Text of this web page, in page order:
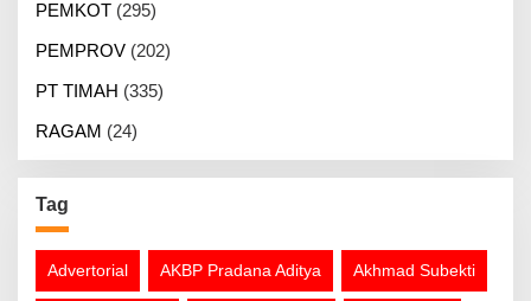
PEMKOT (295)
PEMPROV (202)
PT TIMAH (335)
RAGAM (24)
Tag
Advertorial AKBP Pradana Aditya Akhmad Subekti